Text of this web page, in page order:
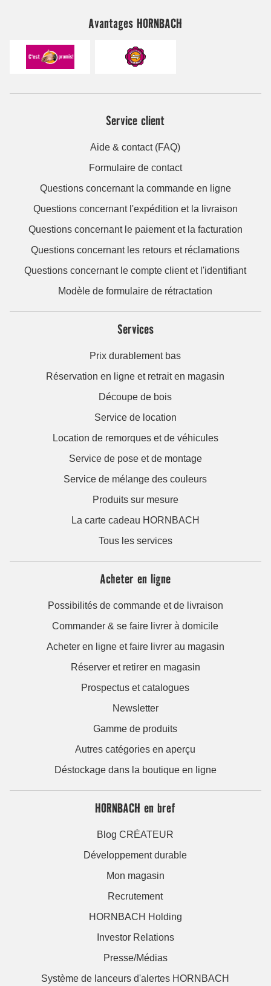
Avantages HORNBACH
Service client
Aide & contact (FAQ)
Formulaire de contact
Questions concernant la commande en ligne
Questions concernant l'expédition et la livraison
Questions concernant le paiement et la facturation
Questions concernant les retours et réclamations
Questions concernant le compte client et l'identifiant
Modèle de formulaire de rétractation
Services
Prix durablement bas
Réservation en ligne et retrait en magasin
Découpe de bois
Service de location
Location de remorques et de véhicules
Service de pose et de montage
Service de mélange des couleurs
Produits sur mesure
La carte cadeau HORNBACH
Tous les services
Acheter en ligne
Possibilités de commande et de livraison
Commander & se faire livrer à domicile
Acheter en ligne et faire livrer au magasin
Réserver et retirer en magasin
Prospectus et catalogues
Newsletter
Gamme de produits
Autres catégories en aperçu
Déstockage dans la boutique en ligne
HORNBACH en bref
Blog CRÉATEUR
Développement durable
Mon magasin
Recrutement
HORNBACH Holding
Investor Relations
Presse/Médias
Système de lanceurs d'alertes HORNBACH